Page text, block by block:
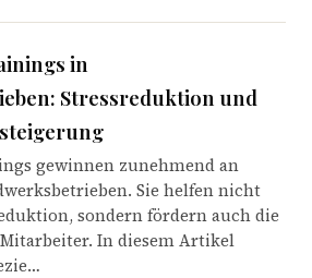
in
Stressreduktion und
gewinnen zunehmend an
Sie helfen nicht
sondern fördern auch die
In diesem Artikel